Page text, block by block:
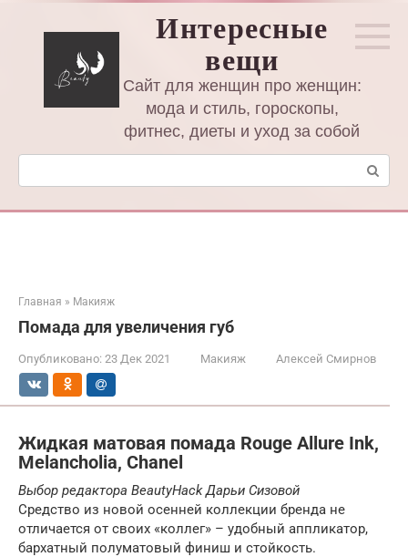
Интересные
вещи
Сайт для женщин про женщин:
мода и стиль, гороскопы,
фитнес, диеты и уход за собой
Поиск:
Главная » Макияж
Помада для увеличения губ
Опубликовано: 23 Дек 2021 Макияж Алексей Смирнов
Жидкая матовая помада Rouge Allure Ink,
Melancholia, Chanel
Выбор редактора BeautyHack Дарьи Сизовой
Средство из новой осенней коллекции бренда не
отличается от своих «коллег» – удобный аппликатор,
бархатный полуматовый финиш и стойкость.